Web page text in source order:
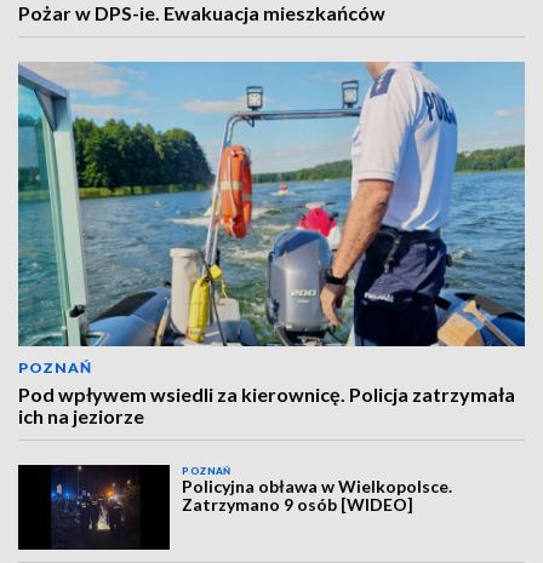
Pożar w DPS-ie. Ewakuacja mieszkańców
POZNAŃ
Pod wpływem wsiedli za kierownicę. Policja zatrzymała
ich na jeziorze
POZNAŃ
Policyjna obława w Wielkopolsce.
Zatrzymano 9 osób [WIDEO]